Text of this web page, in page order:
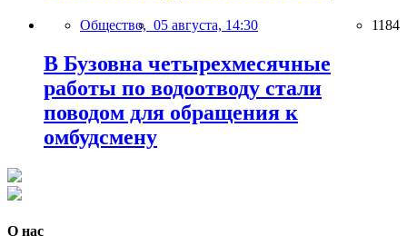
Общество, 05 августа, 14:30 1184
В Бузовна четырехмесячные
работы по водоотводу стали
поводом для обращения к
омбудсмену
О нас